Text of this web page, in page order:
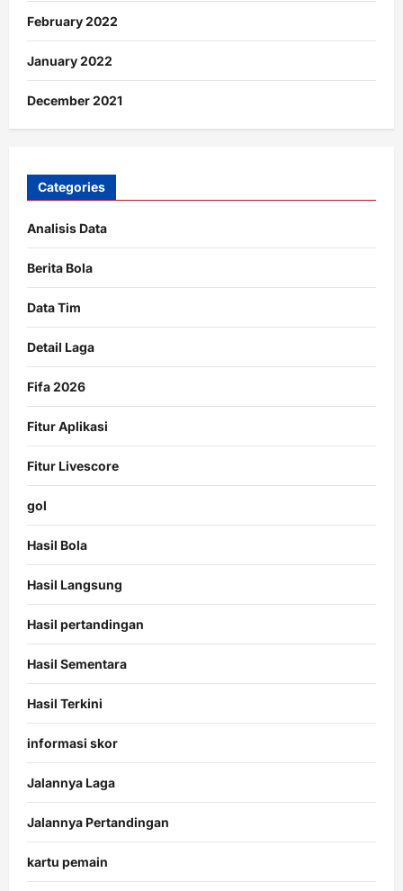
February 2022
January 2022
December 2021
Categories
Analisis Data
Berita Bola
Data Tim
Detail Laga
Fifa 2026
Fitur Aplikasi
Fitur Livescore
gol
Hasil Bola
Hasil Langsung
Hasil pertandingan
Hasil Sementara
Hasil Terkini
informasi skor
Jalannya Laga
Jalannya Pertandingan
kartu pemain